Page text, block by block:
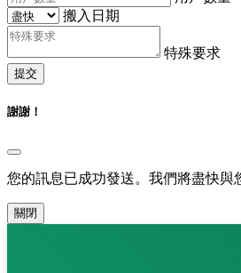
搬入日期
特殊要求
提交
謝謝！
您的訊息已成功發送。我們將盡快與
關閉